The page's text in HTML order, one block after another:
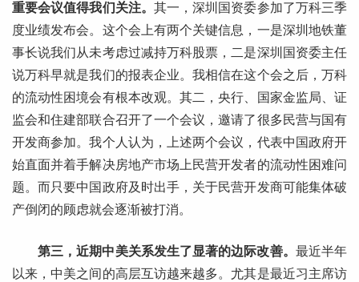
重要会议值得我们关注。 其一，深圳国资委参加了万科三季
度业绩发布会。这个会上有两个关键信息，一是深圳地铁董
事长说我们从未考虑过减持万科股票，二是深圳国资委主任
说万科早就是我们的报表企业。我相信在这个会之后，万科
的流动性困境会有根本改观。其二，央行、国家金监局、证
监会和住建部联合召开了一个会议，邀请了很多民营与国有
开发商参加。我个人认为，上述两个会议，代表中国政府开
始直面并着手解决房地产市场上民营开发者的流动性困难问
题。而只要中国政府及时出手，关于民营开发商可能集体破
产倒闭的顾虑就会逐渐被打消。
第三，近期中美关系发生了显著的边际改善。 最近半年
以来，中美之间的高层互访越来越多。尤其是最近习主席访